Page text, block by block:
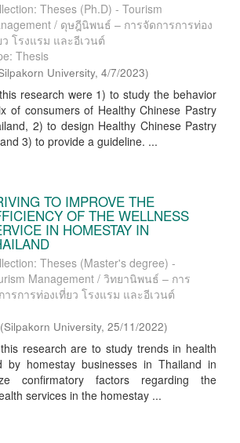
Theses (Ph.D) - Tourism
/ ดุษฎีนิพนธ์ – การจัดการการท่อง
ว โรงแรม และอีเวนต์
Thesis
University, 4/7/2023)
research were 1) to study the behavior
of consumers of Healthy Chinese Pastry
2) to design Healthy Chinese Pastry
3) to provide a guideline. ...
TO IMPROVE THE
OF THE WELLNESS
IN HOMESTAY IN
Theses (Master's degree) -
Management / วิทยานิพนธ์ – การ
ารการท่องเที่ยว โรงแรม และอีเวนต์
(Silpakorn University, 25/11/2022)
research are to study trends in health
by homestay businesses in Thailand in
confirmatory factors regarding the
services in the homestay ...